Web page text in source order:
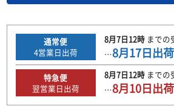
通常便
4営業日出荷
8月7日12時までの
…8月17日出荷
特急便
翌営業日出荷
8月7日12時までの
…8月10日出荷